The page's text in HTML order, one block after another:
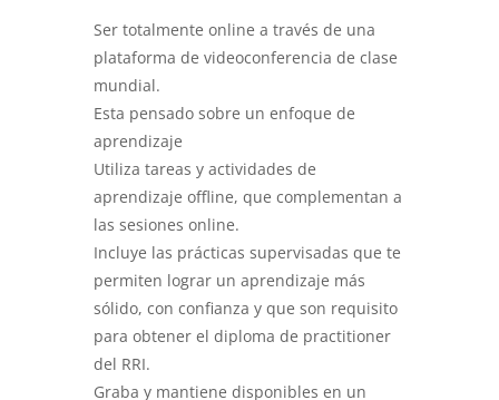
Ser totalmente online a través de una
plataforma de videoconferencia de clase
mundial.
Esta pensado sobre un enfoque de
aprendizaje
Utiliza tareas y actividades de
aprendizaje offline, que complementan a
las sesiones online.
Incluye las prácticas supervisadas que te
permiten lograr un aprendizaje más
sólido, con confianza y que son requisito
para obtener el diploma de practitioner
del RRI.
Graba y mantiene disponibles en un